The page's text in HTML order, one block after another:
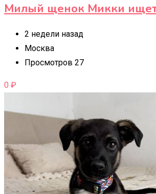
Милый щенок Микки
2 недели назад
Москва
Просмотров 27
0 ₽